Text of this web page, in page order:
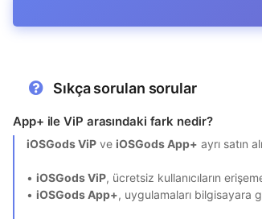
Sıkça sorulan sorular
App+ ile ViP arasındaki fark nedir?
iOSGods ViP ve iOSGods App+ ayrı satın
• iOSGods ViP, ücretsiz kullanıcıların
• iOSGods App+, uygulamaları bilgisayara